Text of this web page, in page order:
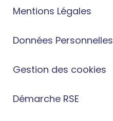
Mentions Légales
Données Personnelles
Gestion des cookies
Démarche RSE